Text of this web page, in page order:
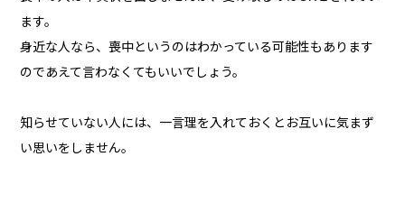
ます。
身近な人なら、喪中というのはわかっている可能性もあります
のであえて言わなくてもいいでしょう。
知らせていない人には、一言理を入れておくとお互いに気まず
い思いをしません。